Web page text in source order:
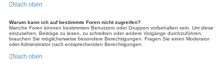
Nach oben
Warum kann ich auf bestimmte Foren nicht zugreifen?
Manche Foren können bestimmten Benutzern oder Gruppen vorbehalten sein. Um diese
einzusehen, Beiträge zu lesen, zu schreiben oder andere Vorgänge durchzuführen,
brauchen Sie möglicherweise besondere Berechtigungen. Fragen Sie einen Moderator
oder Administrator nach entsprechenden Berechtigungen.
Nach oben